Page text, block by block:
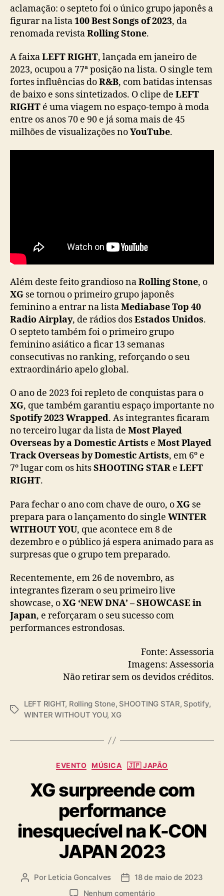
j
a
ê
s
n
a
l
i
t
a
r
e
s
m
ú
s
i
c
d
e
0
2
3
d
a
l
i
n
g
S
o
n
e
aclamação: o septeto foi o único grupo japonês a
figurar na lista100 Best Songs of 2023, da
renomada revistaRolling Stone.
A faixaLEFT RIGHT, lançada em janeiro de
2023, ocupou a 77ª posição na lista. O single tem
fortes influências doR&B, com batidas intensas
de baixo e sons sintetizados. O clipe de LEFT
RIGHT é uma viagem no espaço-tempo à moda
entre os anos 70 e 90 e já soma mais de 45
milhões de visualizações noYouTube.
Além deste feito grandioso naRolling Stone, o
XG se tornou o primeiro grupo japonês
feminino a entrar na listaMediabase Top 40
Radio Airplay, de rádios dosEstados Unidos.
O septeto também foi o primeiro grupo
feminino asiático a ficar 13 semanas
consecutivas no ranking, reforçando o seu
extraordinário apelo global.
O ano de 2023 foi repleto de conquistas para o
XG, que também garantiu espaço importante no
Spotify 2023 Wrapped. As integrantes ficaram
no terceiro lugar da lista de Most Played
Overseas by a Domestic Artists e Most Played
Track Overseas by Domestic Artists, em 6º e
7º lugar com os hitsSHOOTING STAR e LEFT
RIGHT.
Para fechar o ano com chave de ouro, oXG se
prepara para o lançamento do single WINTER
WITHOUT YOU, que acontece em 8 de
dezembro e o público já espera animado para as
surpresas que o grupo tem preparado.
Recentemente, em 26 de novembro, as
integrantes fizeram o seu primeiro live
showcase, oXG ‘NEW DNA’ – SHOWCASE in
Japan, e reforçaram o seu sucesso com
performances estrondosas.
Fonte: Assessoria
Imagens: Assessoria
Não retirar sem os devidos créditos.
T
s
LEFT RIGHT, Rolling Stone, SHOOTING STAR, Spotify,
WINTER WITHOUT YOU, XG
C
t
e
g
o
r
i
a
EVENTO MÚSICA 🇯🇵 JAPÃO
XG surpreende com
performance
inesquecível na K-CON
JAPAN 2023
A Por Leticia Goncalves
D 18 de maio de 2023
Nenhum comentárioe